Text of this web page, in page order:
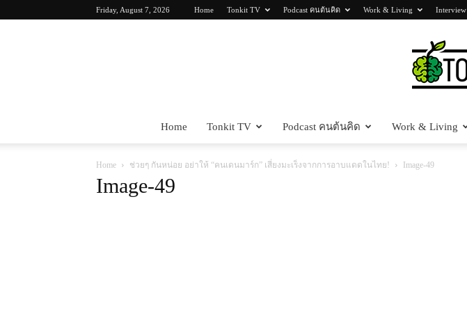
Friday, August 7, 2026 Home Tonkit TV Podcast คนต้นคิด Work & Living Interview
Home Tonkit TV Podcast คนต้นคิด Work & Living
Home ช่วยๆ กันหน่อย อย่าให้ “คนเดนมาร์ก” เสี่ยงมะเร็งจากการอาบแดดในไทย! Image-49
Image-49